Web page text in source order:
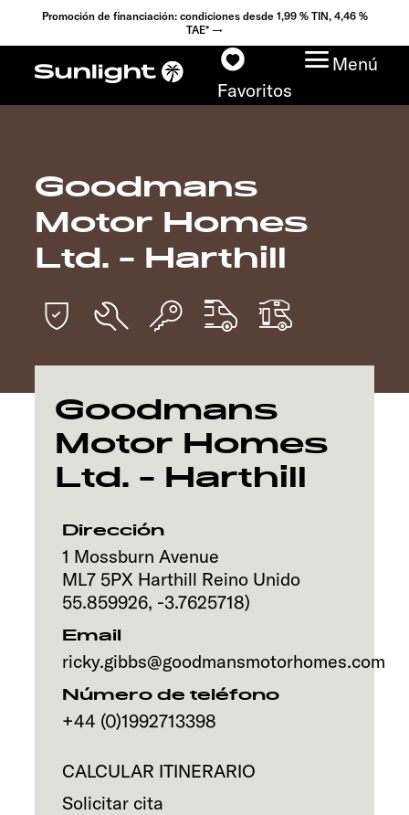
Promoción de financiación: condiciones desde 1,99 % TIN, 4,46 %
TAE* →
Favoritos
Menú
Modelos
Configurador
Búsqueda de
concesionarios
Descubrir
Servicio
Goodmans
Motor Homes
Ltd. - Harthill
Goodmans
Motor Homes
Ltd. - Harthill
Dirección
1 Mossburn Avenue
ML7 5PX Harthill Reino Unido
55.859926, -3.7625718)
Email
ricky.gibbs@goodmansmotorhomes.com
Número de teléfono
+44 (0)1992713398
CALCULAR ITINERARIO
Solicitar cita